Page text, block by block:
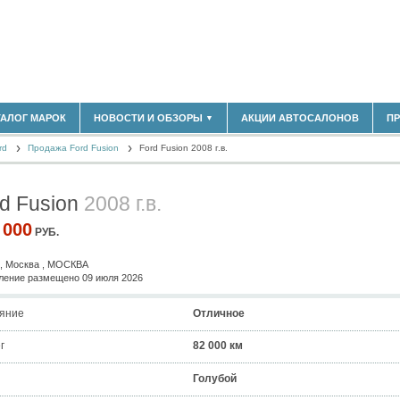
(14298)
МАРОК НОВОСТИ И ОБЗОРЫ ▼
НОВОСТИ РЫНКА
МАТЕРИАЛЫ ПАРТНЕРОВ
АКЦИИ АВТОСАЛОНОВ
Продажа Ford Fusion Ford Fusion 2008 г.в.
Fusion 2008 г.в.
РУБ.
Москва , МОСКВА
размещено 09 июля 2026
Отличное
82 000 км
Голубой